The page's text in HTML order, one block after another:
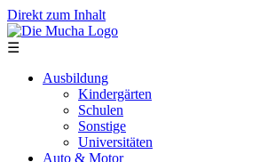
Direkt zum Inhalt
☰
Ausbildung
Kindergärten
Schulen
Sonstige
Universitäten
Auto & Motor